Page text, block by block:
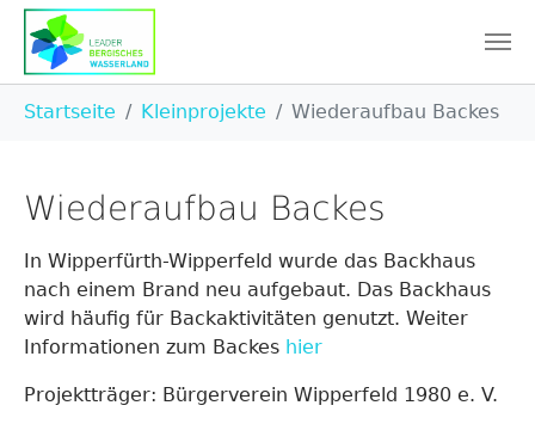
Skip to main content
Startseite Kleinprojekte Wiederaufbau Backes
Wiederaufbau Backes
In Wipperfürth-Wipperfeld wurde das Backhaus
nach einem Brand neu aufgebaut. Das Backhaus
wird häufig für Backaktivitäten genutzt. Weiter
Informationen zum Backes hier
Projektträger: Bürgerverein Wipperfeld 1980 e. V.